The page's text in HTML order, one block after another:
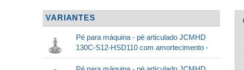
VARIANTES
Pé para máquina - pé articulado JCMHD
130C-S12-HSD110 com amortecimento -